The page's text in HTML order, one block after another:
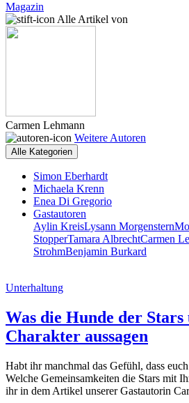
Magazin
Alle Artikel von
Carmen Lehmann
Weitere Autoren
Alle Kategorien
Simon Eberhardt
Michaela Krenn
Enea Di Gregorio
Gastautoren
Aylin KreisLysann Morgenstern
StopperTamara AlbrechtCarmen
StrohmBenjamin Burkard
Unterhaltung
Was die Hunde der
Charakter aussagen
Habt ihr manchmal das Gefühl, dass
Welche Gemeinsamkeiten die Stars mit
ihr in dem Artikel unserer Gastautorin